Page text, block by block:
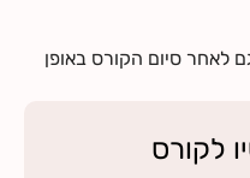
לאחר סיום הקורס באופן
לקורס